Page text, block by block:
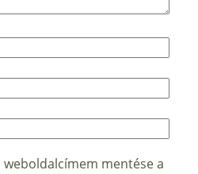
mentése a